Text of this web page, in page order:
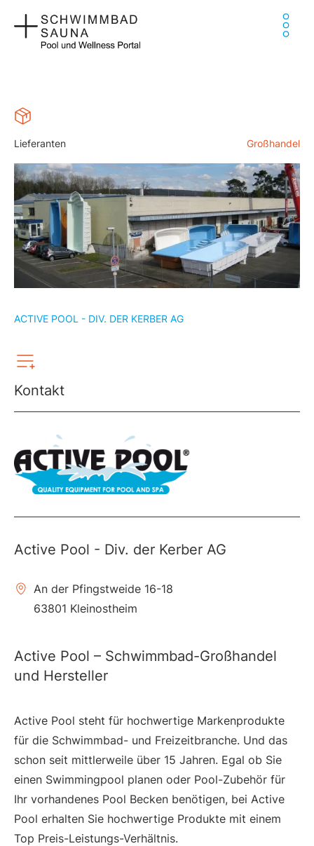
Inhalt
springen
Lieferanten Großhandel
ACTIVE POOL - DIV. DER KERBER AG
Kontakt
Active Pool - Div. der Kerber AG
An der Pfingstweide 16-18
63801 Kleinostheim
Active Pool – Schwimmbad-Großhandel
und Hersteller
Active Pool steht für hochwertige Markenprodukte
für die Schwimmbad- und Freizeitbranche. Und das
schon seit mittlerweile über 15 Jahren. Egal ob Sie
einen Swimmingpool planen oder Pool-Zubehör für
Ihr vorhandenes Pool Becken benötigen, bei Active
Pool erhalten Sie hochwertige Produkte mit einem
Top Preis-Leistungs-Verhältnis.